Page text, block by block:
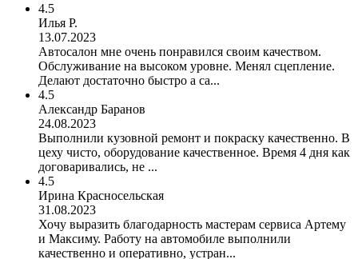
4.5
Илья Р.
13.07.2023
Автосалон мне очень понравился своим качеством.
Обслуживание на высоком уровне. Менял сцепление.
Делают достаточно быстро а са...
4.5
Александр Баранов
24.08.2023
Выполнили кузовной ремонт и покраску качественно. В
цеху чисто, оборудование качественное. Время 4 дня как
договаривались, не ...
4.5
Ирина Красносельская
31.08.2023
Хочу выразить благодарность мастерам сервиса Артему
и Максиму. Работу на автомобиле выполнили
качественно и оперативно, устран...